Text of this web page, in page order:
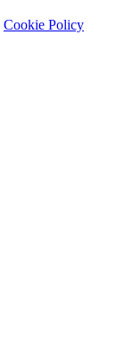
Cookie Policy